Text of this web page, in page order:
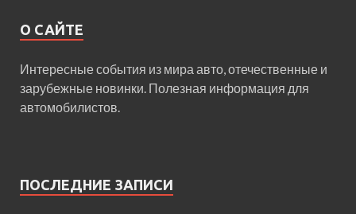
О САЙТЕ
Интересные события из мира авто, отечественные и
зарубежные новинки. Полезная информация для
автомобилистов.
ПОСЛЕДНИЕ ЗАПИСИ